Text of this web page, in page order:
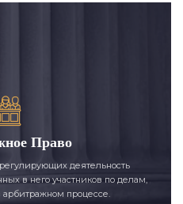
Право
деятельность
в него участников по делам,
процессе.